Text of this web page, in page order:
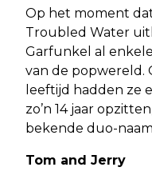
Op het moment
Troubled Water
Garfunkel al
van de popwereld.
leeftijd hadden ze
zo’n 14 jaar
bekende duo-
Tom and Jerry